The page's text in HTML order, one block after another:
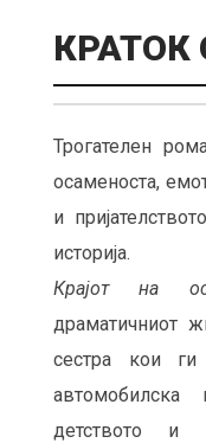
КРАТОК
Трогателен
осаменоста,
и
историја.
Крајот на
драматичниот
сестра кои ги
детството и